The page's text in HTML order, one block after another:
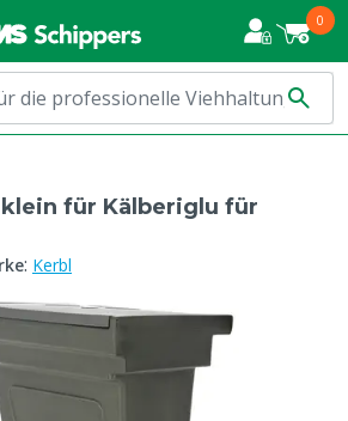
0
für Kälberiglu für
: Kerbl